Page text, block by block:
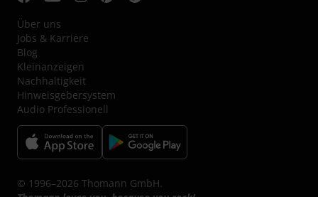
Über uns
Jobs & Karriere
Blog
Kleinanzeigen
Nachhaltigkeit
Hinweisgebersystem
Audio Professionell
© 1996–2026 Thomann GmbH.